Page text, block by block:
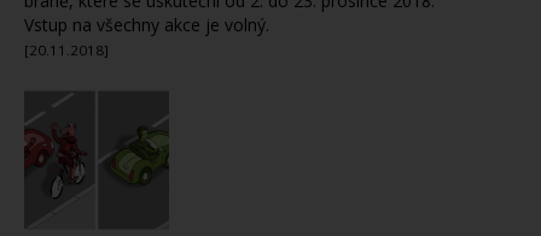
Vstup na všechny akce je volný.
[20.11.2018]